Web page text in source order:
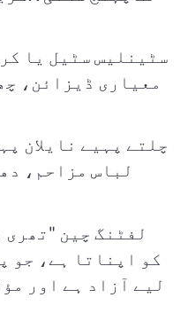
سٹینلیس سٹیل یا
معیاری ڈیزائن،
چلتے پہیے نایلان
لباس مزاحم،
لفٹنگ چین "تھری
کو اپناتا ہے، جو
لیے آزاد ہے اور